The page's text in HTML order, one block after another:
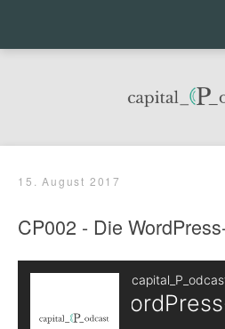
15. August 2017
CP002 - Die